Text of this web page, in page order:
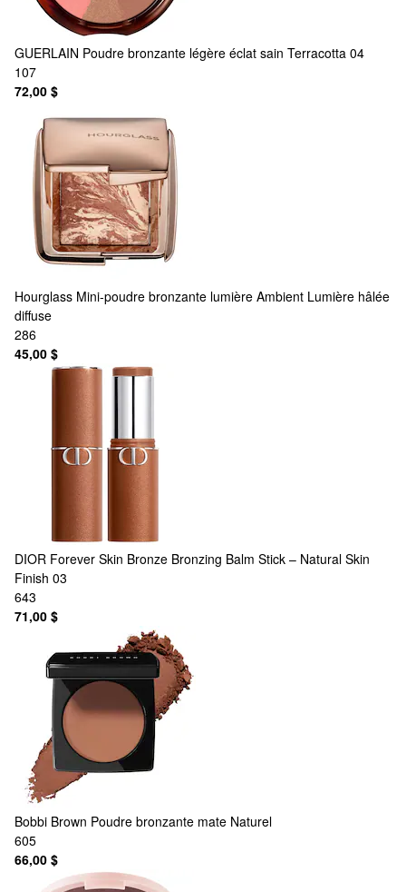
GUERLAIN Poudre bronzante légère éclat sain Terracotta 04
107
72,00 $
Hourglass Mini-poudre bronzante lumière Ambient Lumière hâlée
diffuse
286
45,00 $
DIOR Forever Skin Bronze Bronzing Balm Stick – Natural Skin
Finish 03
643
71,00 $
Bobbi Brown Poudre bronzante mate Naturel
605
66,00 $